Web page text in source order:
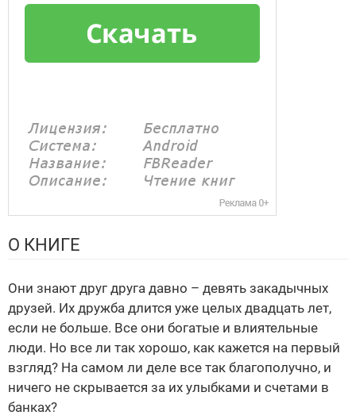
О КНИГЕ
Они знают друг друга давно – девять закадычных
друзей. Их дружба длится уже целых двадцать лет,
если не больше. Все они богатые и влиятельные
люди. Но все ли так хорошо, как кажется на первый
взгляд? На самом ли деле все так благополучно, и
ничего не скрывается за их улыбками и счетами в
банках?